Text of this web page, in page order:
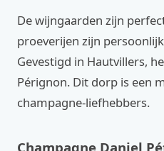
De wijngaarden zijn
proeverijen zijn
Gevestigd in Hautvillers,
Pérignon. Dit dorp is een
champagne-liefhebbers.
Champagne Daniel